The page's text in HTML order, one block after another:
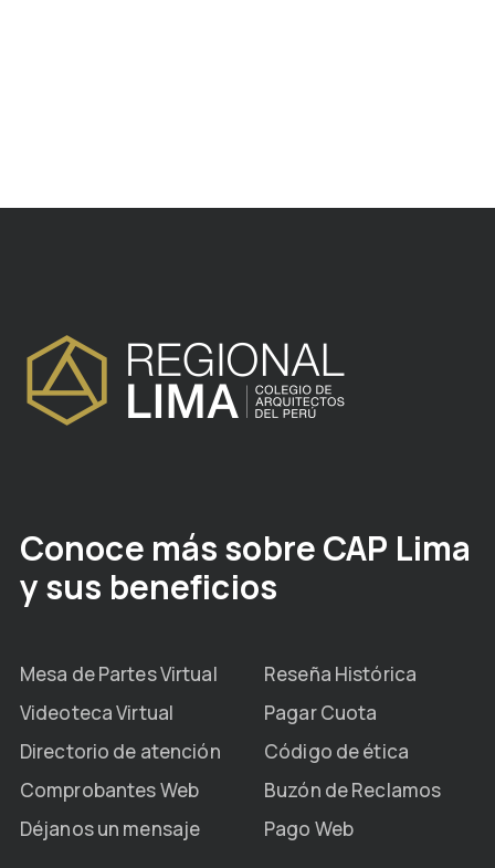
Conoce más sobre CAP Lima
y sus beneficios
Mesa de Partes Virtual
Reseña Histórica
Videoteca Virtual
Pagar Cuota
Directorio de atención
Código de ética
Comprobantes Web
Buzón de Reclamos
Déjanos un mensaje
Pago Web